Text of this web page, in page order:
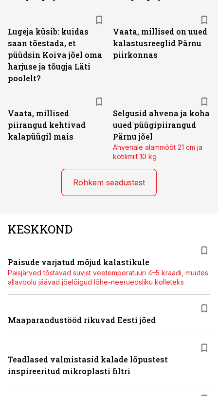
Lugeja küsib: kuidas
saan tõestada, et
püüdsin Koiva jõel oma
harjuse ja tõugja Läti
poolelt?
Vaata, millised on uued
kalastusreeglid Pärnu
piirkonnas
Vaata, millised
piirangud kehtivad
kalapüügil mais
Selgusid ahvena ja koha
uued püügipiirangud
Pärnu jõel
Ahvenale alammõõt 21 cm ja
kotilimiit 10 kg
Rohkem seadustest
KESKKOND
Paisude varjatud mõjud kalastikule
Paisjärved tõstavad suvist veetemperatuuri 4–5 kraadi, muutes
allavoolu jäävad jõelõigud lõhe-neerueosliku kolleteks
Maaparandustööd rikuvad Eesti jõed
Teadlased valmistasid kalade lõpustest
inspireeritud mikroplasti filtri